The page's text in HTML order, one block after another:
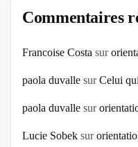
Commentaires
Francoise Costa sur
paola duvalle surCelui
paola duvalle sur
Lucie Sobek sur